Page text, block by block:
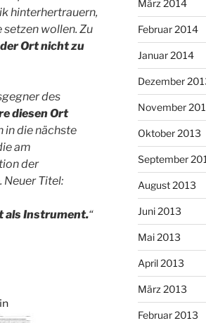
hinterhertrauern,
wollen. Zu
Ort nicht zu
des
diesen Ort
in die nächste
am
der
Titel:
als Instrument.“
März 2014
Februar 2014
Januar 2014
Dezember
November
Oktober 2013
September
August 2013
Juni 2013
Mai 2013
April 2013
März 2013
Februar 2013